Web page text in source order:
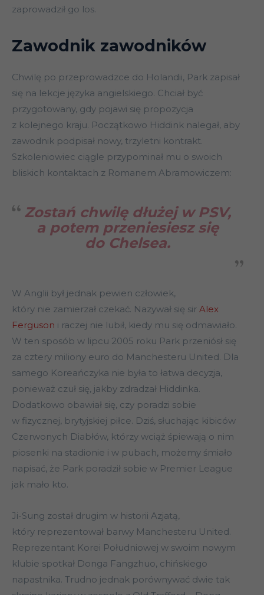
zaprowadził go los.
Zawodnik zawodników
Chwilę po przeprowadzce do Holandii, Park zapisał
się na lekcje języka angielskiego. Chciał być
przygotowany, gdy pojawi się propozycja
z kolejnego kraju. Początkowo Hiddink nalegał, aby
zawodnik podpisał nowy, trzyletni kontrakt.
Szkoleniowiec ciągle przypominał mu o swoich
bliskich kontaktach z Romanem Abramowiczem:
Zostań chwilę dłużej w PSV,
a potem przeniesiesz się
do Chelsea.
W Anglii był jednak pewien człowiek,
który nie zamierzał czekać. Nazywał się sir Alex
Ferguson i raczej nie lubił, kiedy mu się odmawiało.
W ten sposób w lipcu 2005 roku Park przeniósł się
za cztery miliony euro do Manchesteru United. Dla
samego Koreańczyka nie była to łatwa decyzja,
ponieważ czuł się, jakby zdradzał Hiddinka.
Dodatkowo obawiał się, czy poradzi sobie
w fizycznej, brytyjskiej piłce. Dziś, słuchając kibiców
Czerwonych Diabłów, którzy wciąż śpiewają o nim
piosenki na stadionie i w pubach, możemy śmiało
napisać, że Park poradził sobie w Premier League
jak mało kto.
Ji-Sung został drugim w historii Azjatą,
który reprezentował barwy Manchesteru United.
Reprezentant Korei Południowej w swoim nowym
klubie spotkał Donga Fangzhuo, chińskiego
napastnika. Trudno jednak porównywać dwie tak